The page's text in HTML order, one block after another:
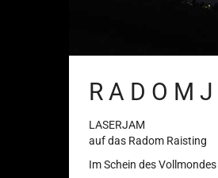
R A D O M
LASERJAM
auf das Radom Raisting
Im Schein des